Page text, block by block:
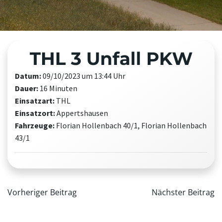
THL 3 Unfall PKW
Datum:09/10/2023 um 13:44 Uhr
Dauer: 16 Minuten
Einsatzart: THL
Einsatzort:Appertshausen
Fahrzeuge: Florian Hollenbach 40/1, Florian Hollenbach
43/1
Beitragsnavigation
Vorheriger Beitrag Nächster Beitrag